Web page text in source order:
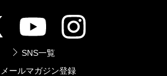
SNS一覧
メールマガジン登録